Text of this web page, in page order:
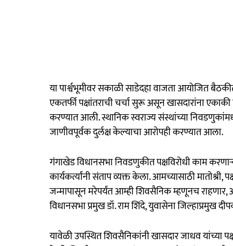
या पार्श्वभूमीवर सकाळी साडेदहा वाजता आयोजित
एकतर्फी पक्षांतराची चर्चा सुरू असून खासदारांना
करण्यात आली. स्थानिक स्वराज्य संस्थांच्या
जाणीवपूर्वक दुर्लक्ष केल्याचा आरोपही करण्यात आला.
गंगाखेड विधानसभा निवडणुकीत पक्षविरोधी काम
कार्यकर्त्यांनी संताप व्यक्त केला. आमच्यासाठी
जन्मापासून मरेपर्यंत आम्ही शिवसैनिक म्हणूनच
विधानसभा प्रमुख डॉ. राम शिंदे, युवासेना जिल्हाप्रमुख
यावेळी उपस्थित शिवसैनिकांनी खासदार जाधव यांच्या